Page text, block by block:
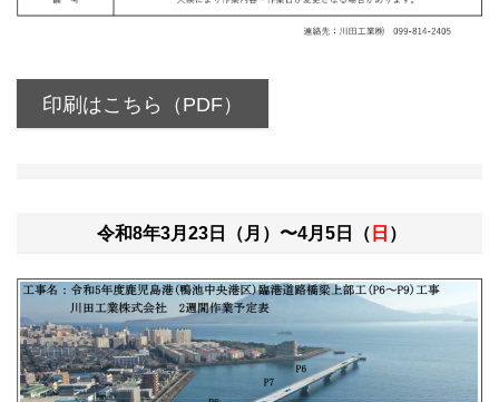
印刷はこちら（PDF）
令和8年3月23日（月）〜4月5日（ 日 ）